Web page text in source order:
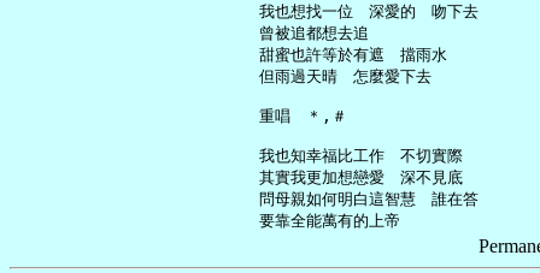
     我也想找一位　深愛的　吻下去
     曾被追都想去追
     甜蜜也許等於有遮　擋雨水
     但雨過天晴　怎麼愛下去
     重唱　＊,＃
     我也知幸福比工作　不切實際
     其實我更加想戀愛　深不見底
     問母親如何明白這智慧　誰在答